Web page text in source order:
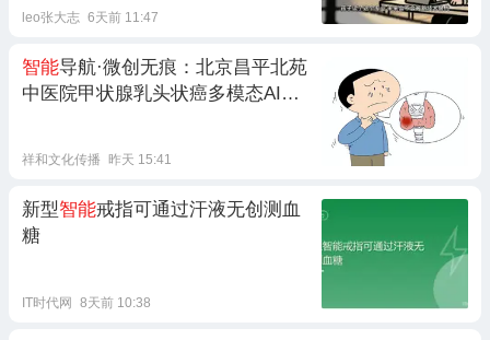
leo张大志 6天前 11:47
智能导航·微创无痕：北京昌平北苑
中医院甲状腺乳头状癌多模态AI智
祥和文化传播 昨天 15:41
新型智能戒指可通过汗液无创测血
糖
IT时代网 8天前 10:38